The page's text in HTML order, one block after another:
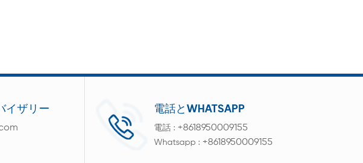
イザリー 電話とWHATSAPP
電話 : +8618950009155
Whatsapp : +8618950009155